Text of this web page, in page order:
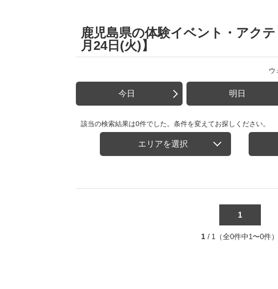
鹿児島県の体験イベント・アク
月24日(火)】
ウ
今日 明日
該当の検索結果は0件でした。条件を変えてお探しください。
エリアを選択
1
1 / 1（全0件中1〜0件）